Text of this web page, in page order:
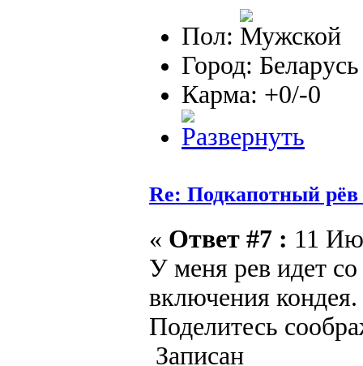
Пол:
Город: Беларусь
Карма: +0/-0
Re: Подкапотный
« Ответ #7 : 11
У меня рев идет
включения
Поделитесь
Записан